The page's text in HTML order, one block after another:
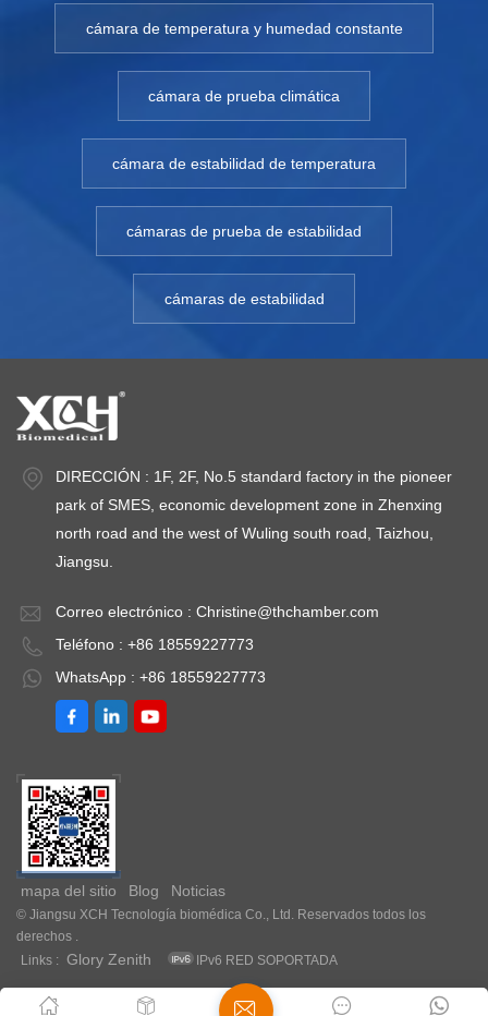
cámara de temperatura y humedad constante
cámara de prueba climática
cámara de estabilidad de temperatura
cámaras de prueba de estabilidad
cámaras de estabilidad
DIRECCIÓN : 1F, 2F, No.5 standard factory in the pioneer
park of SMES, economic development zone in Zhenxing
north road and the west of Wuling south road, Taizhou,
Jiangsu.
Correo electrónico : Christine@thchamber.com
Teléfono : +86 18559227773
WhatsApp : +86 18559227773
mapa del sitio Blog Noticias
© Jiangsu XCH Tecnología biomédica Co., Ltd. Reservados todos los
derechos .
Links :
Glory Zenith IPv6 RED SOPORTADA